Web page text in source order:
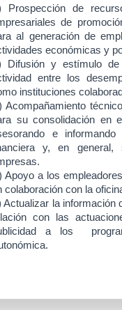
Prospección de
de
al generación de
económicas y
Difusión y estímulo de
entre los
instituciones
Acompañamiento
su consolidación en
e
y, en
Apoyo a los
colaboración con la
Actualizar la información
con las
a los